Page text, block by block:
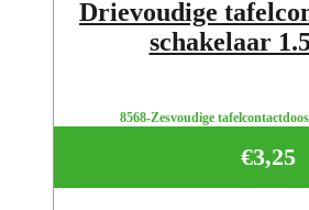
Drievoudige
schakelaar
8568-Zesvoudige
€3,25